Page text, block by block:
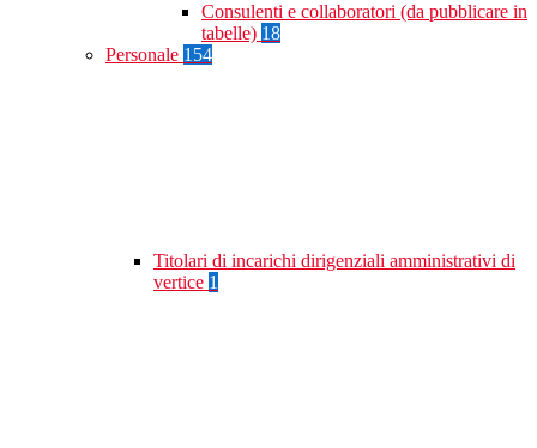
Consulenti e collaboratori (da pubblicare in
tabelle) 18
Personale 154
Titolari di incarichi dirigenziali amministrativi di
vertice 1